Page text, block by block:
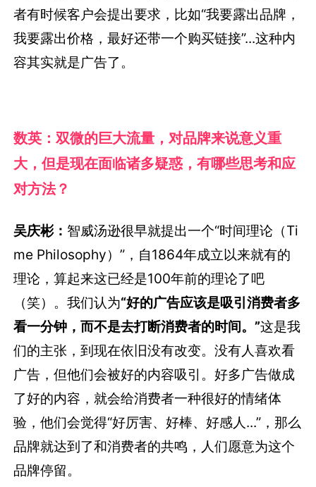
者有时候客户会提出要求，比如“我要露出品牌，
我要露出价格，最好还带一个购买链接”...这种内
容其实就是广告了。
数英：双微的巨大流量，对品牌来说意义重
大，但是现在面临诸多疑惑，有哪些思考和应
对方法？
吴庆彬： 智威汤逊很早就提出一个“时间理论（Ti
me Philosophy）”，自1864年成立以来就有的
理论，算起来这已经是100年前的理论了吧
（笑）。我们认为“好的广告应该是吸引消费者多
看一分钟，而不是去打断消费者的时间。”这是我
们的主张，到现在依旧没有改变。没有人喜欢看
广告，但他们会被好的内容吸引。好多广告做成
了好的内容，就会给消费者一种很好的情绪体
验，他们会觉得“好厉害、好棒、好感人...”，那么
品牌就达到了和消费者的共鸣，人们愿意为这个
品牌停留。